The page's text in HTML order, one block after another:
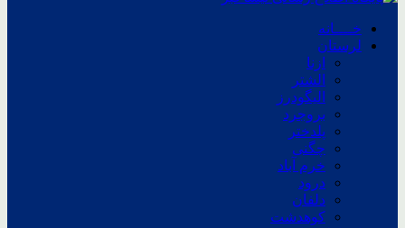
خــــانه
لرستان
ازنا
الشتر
الیگودرز
بروجرد
پلدختر
چگنی
خرم آباد
درود
دلفان
کوهدشت